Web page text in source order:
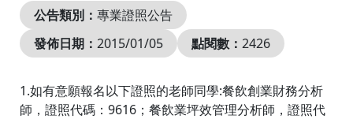
公告類別： 專業證照公告
發佈日期： 2015/01/05 點閱數： 2426
1.如有意願報名以下證照的老師同學:餐飲創業財務分析
師，證照代碼：9616；餐飲業坪效管理分析師，證照代